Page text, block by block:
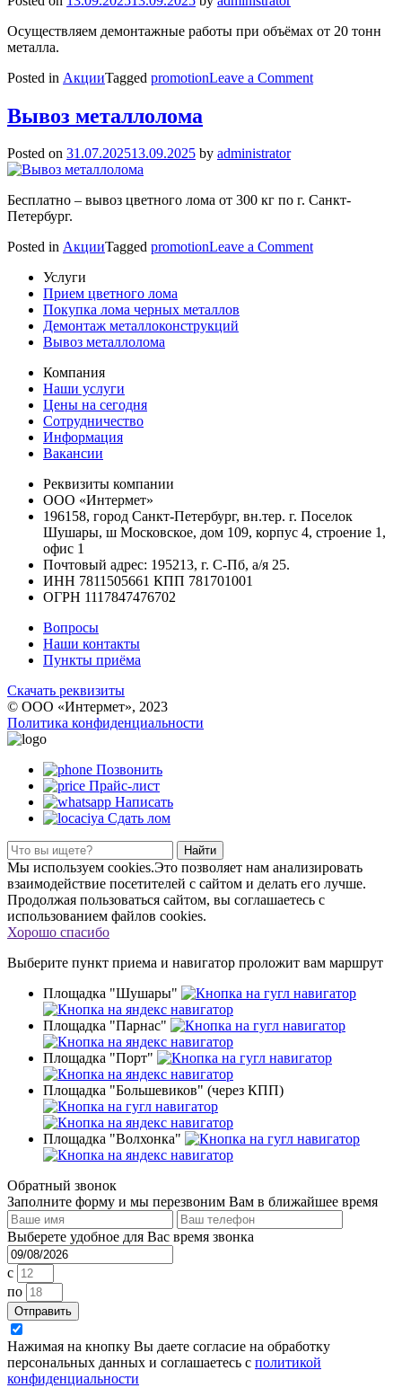
Осуществляем демонтажные работы при объёмах от 20 тонн
металла.
Posted in АкцииTagged promotionLeave a Commenton
Вывоз металлолома
Posted on 31.07.202513.09.2025 by administrator
Бесплатно – вывоз цветного лома от 300 кг по г. Санкт-
Петербург.
Posted in АкцииTagged promotionLeave a Commenton
Услуги
Прием цветного лома
Покупка лома черных металлов
Демонтаж металлоконструкций
Вывоз металлолома
Компания
Наши услуги
Цены на сегодня
Сотрудничество
Информация
Вакансии
Реквизиты компании
ООО «Интермет»
196158, город Санкт-Петербург, вн.тер. г. Поселок
Шушары, ш Московское, дом 109, корпус 4, строение 1,
офис 1
Почтовый адрес: 195213, г. С-Пб, а/я 25.
ИНН 7811505661 КПП 781701001
ОГРН 1117847476702
Вопросы
Наши контакты
Пункты приёма
Скачать реквизиты
© ООО «Интермет», 2023
Политика конфиденциальности
Позвонить
Прайс-лист
Написать
Сдать лом
Найти
Мы используем cookies.Это позволяет нам анализировать
взаимодействие посетителей с сайтом и делать его лучше.
Продолжая пользоваться сайтом, вы соглашаетесь с
использованием файлов cookies.
Хорошо спасибо
Выберите пункт приема и навигатор проложит вам маршрут
Площадка "Шушары"
Площадка "Парнас"
Площадка "Порт"
Площадка "Большевиков" (через КПП)
Площадка "Волхонка"
Обратный звонок
Заполните форму и мы перезвоним Вам в ближайшее время
Выберете удобное для Вас время звонка
c
по
Отправить
Нажимая на кнопку Вы даете согласие на обработку
персональных данных и соглашаетесь с политикой
конфиденциальности